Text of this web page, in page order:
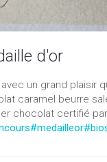
d'or
un grand plaisir
caramel beurre
chocolat certifié par
#medailleor